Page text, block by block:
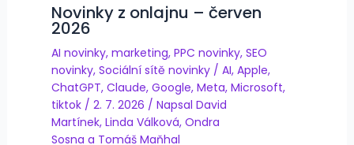
Novinky z onlajnu – červen
2026
AI novinky, marketing, PPC novinky, SEO
novinky, Sociální sítě novinky/ AI, Apple,
ChatGPT, Claude, Google, Meta, Microsoft,
tiktok/ 2. 7. 2026 / Napsal David
Martínek, Linda Válková, Ondra
Sosna a Tomáš Maňhal